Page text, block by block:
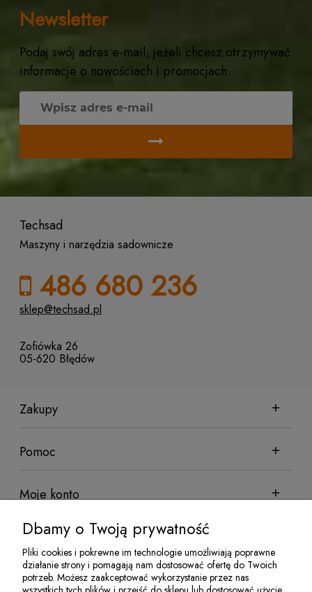
Newsletter
Podaj swój adres e-mail, jeżeli chcesz otrzymywać
informacje o nowościach i promocjach.
Techsad
Maszyny i narzędzia sadownicze
486 680 236
sklep@techsad.pl
Zofiówka 26
05-620 Błędów
Zakupy
Pomoc
Moje konto
Informacje
Dbamy o Twoją prywatność
Pliki cookies i pokrewne im technologie umożliwiają poprawne
działanie strony i pomagają nam dostosować ofertę do Twoich
potrzeb. Możesz zaakceptować wykorzystanie przez nas